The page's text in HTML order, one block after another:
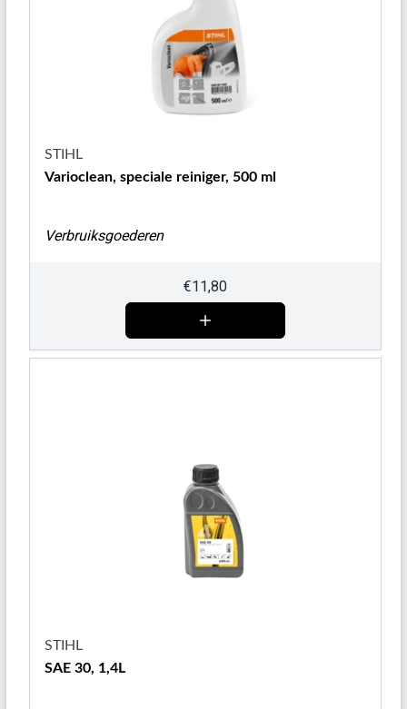
STIHL
Varioclean, speciale reiniger, 500 ml
Verbruiksgoederen
€11,80
STIHL
SAE 30, 1,4L